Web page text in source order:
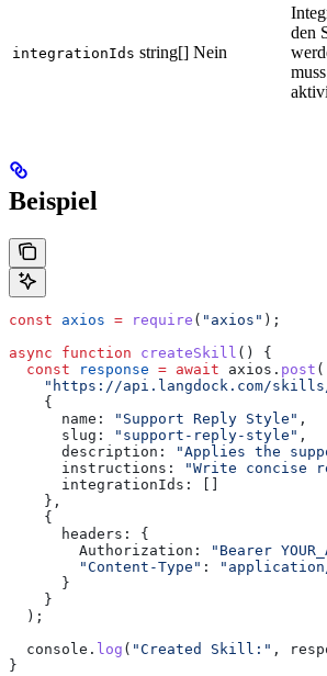
integrationIds string[] Nein
den
Beispiel
const axios = require ( "axios" );
async function createSkill () {
  const
response = await axios . post (
"https://api.langdock.com/
    {
      name:
"Support Reply Style" ,
      slug:
"support-reply-style" ,
      description:
"Applies the
      instructions:
"Write concise
      integrationIds:
    },
    {
      headers:
{
        Authorization:
"Bearer
        "Content-Type"
:
      }
    }
  );
  console
. log ( "Created Skill:" ,
}